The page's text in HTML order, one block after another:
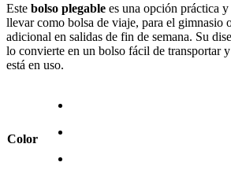
Este bolso plegable es una opción práctica
llevar como bolsa de viaje, para el gimnasio
adicional en salidas de fin de semana. Su
lo convierte en un bolso fácil de transportar
está en uso.
Color